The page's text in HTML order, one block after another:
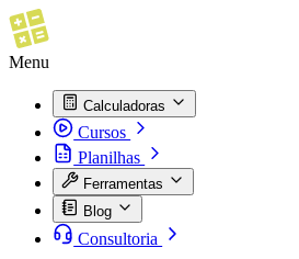
Menu
Calculadoras
Cursos
Planilhas
Ferramentas
Blog
Consultoria